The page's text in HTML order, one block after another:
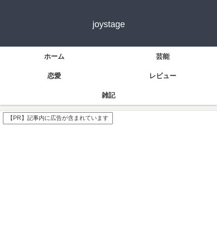
joystage
ホーム 芸能
恋愛 レビュー
雑記
【PR】記事内に広告が含まれています